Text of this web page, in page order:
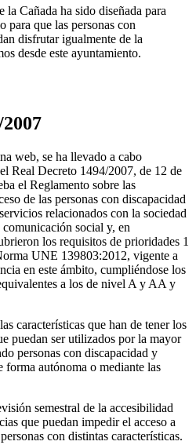
Cañada ha sido diseñada para
para que las personas con
disfrutar igualmente de la
desde este ayuntamiento.
web, se ha llevado a cabo
Real Decreto 1494/2007, de 12 de
el Reglamento sobre las
de las personas con discapacidad
relacionados con la sociedad
social y, en
los requisitos de prioridades 1
UNE 139803:2012, vigente a
en este ámbito, cumpliéndose los
a los de nivel A y AA y
características que han de tener los
puedan ser utilizados por la mayor
personas con discapacidad y
forma autónoma o mediante las
semestral de la accesibilidad
que puedan impedir el acceso a
con distintas características.